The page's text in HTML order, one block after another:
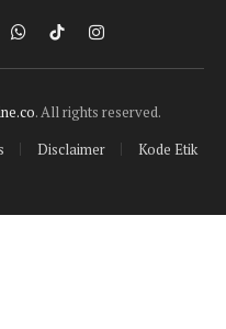
WhatsApp
TikTokInstagram
. All rights reserved.
Disclaimer Kode Etik